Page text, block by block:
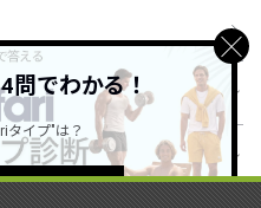
問でわかる！
タイプ"は？
ちら ＞